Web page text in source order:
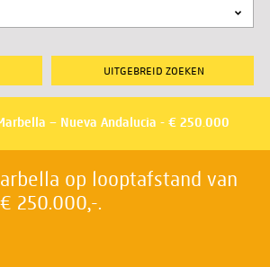
UITGEBREID ZOEKEN
– Nueva Andalucia - € 250.000
op looptafstand van
250.000,-.